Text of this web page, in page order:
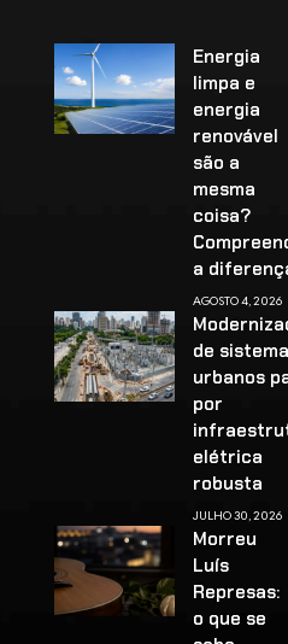
Energia
limpa e
energia
renovável
são a
mesma
coisa?
a
AGOSTO 4, 2026
de
urbanos
por
elétrica
robusta
JULHO 30, 2026
Morreu
Luís
Represas:
o que se